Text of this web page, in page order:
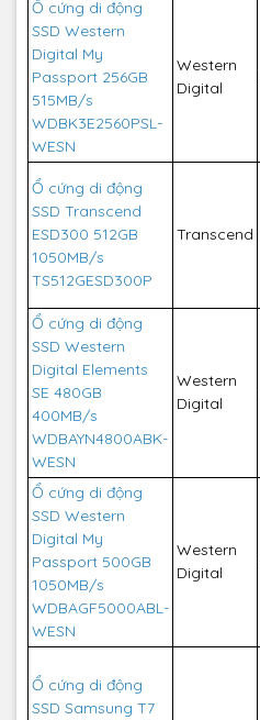
Ổ cứng di động
SSD Western
Digital My
Passport 256GB
515MB/s
WDBK3E2560PSL-
WESN
Western
Digital
Ổ cứng di động
SSD Transcend
ESD300 512GB
1050MB/s
TS512GESD300P
Transcend
Ổ cứng di động
SSD Western
Digital Elements
SE 480GB
400MB/s
WDBAYN4800ABK-
WESN
Western
Digital
Ổ cứng di động
SSD Western
Digital My
Passport 500GB
1050MB/s
WDBAGF5000ABL-
WESN
Western
Digital
Ổ cứng di động
SSD Samsung T7